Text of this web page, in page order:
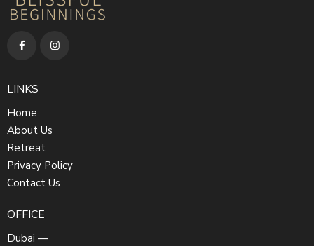
LINKS
Home
About Us
Retreat
Privacy Policy
Contact Us
OFFICE
Dubai —